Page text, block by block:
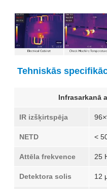
Tehniskās
Infrasarkanā
IR izšķirtspēja
NETD <
Attēla frekvence 25
Detektora solis 12